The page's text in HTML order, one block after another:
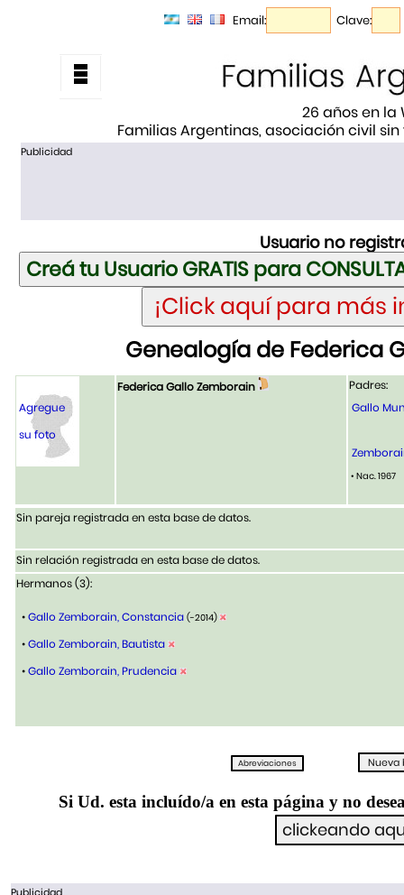
Email: Clave:
26 años en la
Familias Argentinas, asociación civil
Publicidad
Usuario no
Genealogía de Federica
Agregue
su foto
Federica Gallo Zemborain
Padres:
Gallo
• Nac. 1967
Sin pareja registrada en esta base de datos.
Sin relación registrada en esta base de datos.
Hermanos (3):
•Gallo Zemborain, Constancia (-2014)
•Gallo Zemborain, Bautista
•Gallo Zemborain, Prudencia
Si Ud. esta incluído/a en esta página y no